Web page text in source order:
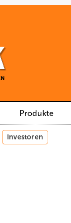
Produkte
Investoren